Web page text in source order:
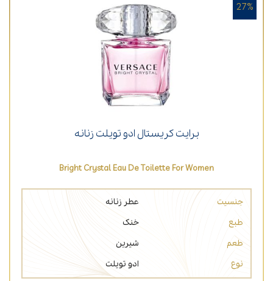
برایت کریستال ادو تویلت زنانه
Bright Crystal Eau De Toilette For Women
جنسیت
عطر زنانه
طبع
خنک
طعم
شیرین
نوع
ادو تویلت
27%